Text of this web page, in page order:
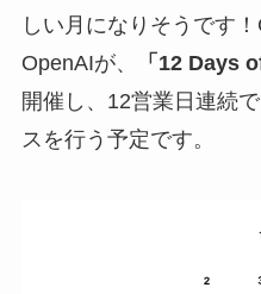
しい月になりそうです
OpenAIが、
「12 Days
開催し、12営業日連続
スを行う予定です。